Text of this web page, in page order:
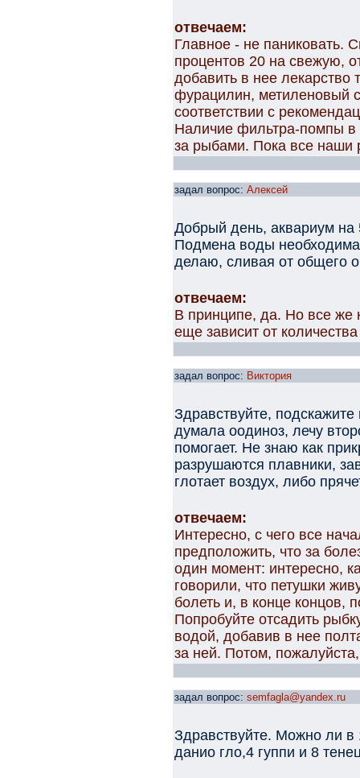
отвечаем:
Главное - не паниковать.
процентов 20 на свежую,
добавить в нее лекарство
фурацилин, метиленовый
соответствии с
Наличие фильтра-помпы в
за рыбами. Пока все наши
задал вопрос: Алексей
Добрый день, аквариум на
Подмена воды
делаю, сливая от общего
отвечаем:
В принципе, да. Но все же
еще зависит от
задал вопрос: Виктория
Здравствуйте,
думала оодиноз, лечу
помогает. Не знаю как
разрушаются плавники,
глотает воздух, либо
отвечаем:
Интересно, с чего все
предположить, что за
один момент: интересно,
говорили, что петушки
болеть и, в конце концов,
Попробуйте отсадить
водой, добавив в нее
за ней. Потом,
задал вопрос: semfagla@yandex.ru
Здравствуйте. Можно ли в
данио гло,4 гуппи и 8